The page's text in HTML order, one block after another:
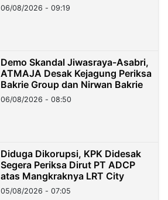
06/08/2026 - 09:19
Demo Skandal Jiwasraya-Asabri,
ATMAJA Desak Kejagung Periksa
Bakrie Group dan Nirwan Bakrie
06/08/2026 - 08:50
Diduga Dikorupsi, KPK Didesak
Segera Periksa Dirut PT ADCP
atas Mangkraknya LRT City
05/08/2026 - 07:05